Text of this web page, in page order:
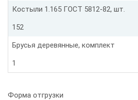
Костыли 1.165 ГОСТ 5812-82, шт.
152
Брусья деревянные, комплект
1
Форма отгрузки